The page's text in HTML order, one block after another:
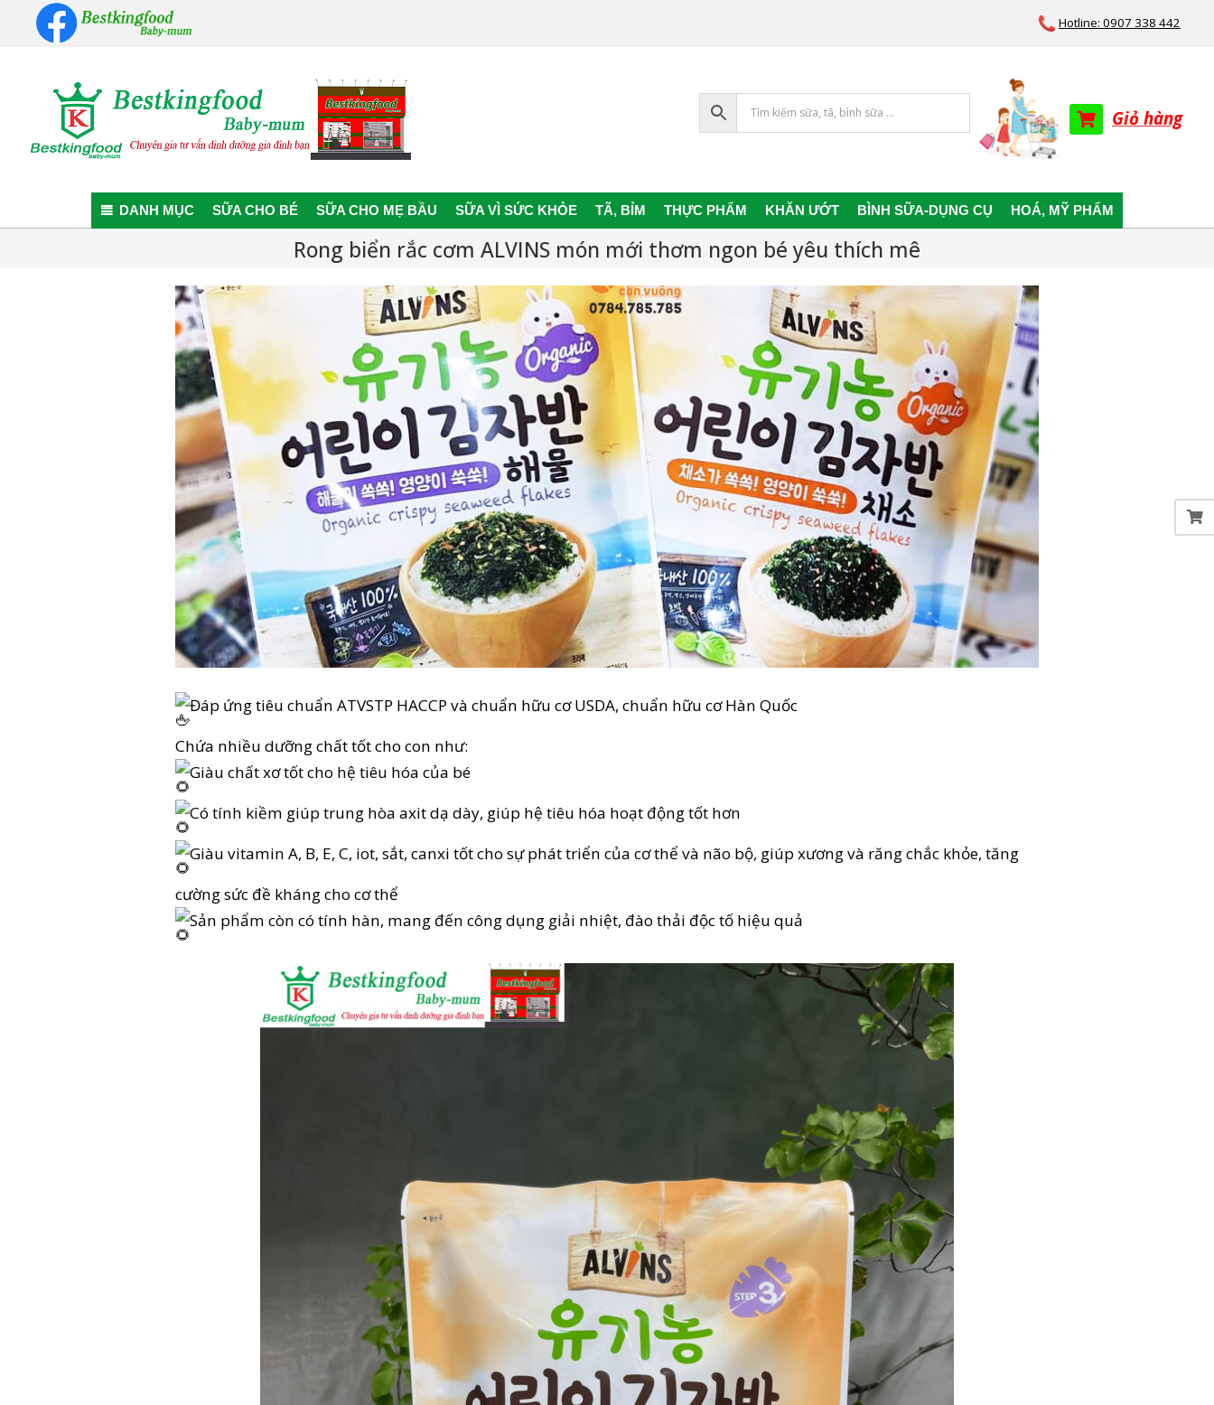
Hotline: 0907 338 442
Baby-
mum
Giỏ hàng
Primary
Navigation
DANH MỤC SỮA CHO BÉ SỮA CHO MẸ BẦU SỮA VÌ SỨC KHỎE TÃ, BỈM THỰC PHẨM KHĂN ƯỚT BÌNH SỮA-DỤNG CỤ HOÁ, MỸ PHẨM
Rong biển rắc cơm ALVINS món mới thơm ngon bé yêu thích mê
Đáp ứng tiêu chuẩn ATVSTP HACCP và chuẩn hữu cơ USDA, chuẩn hữu cơ Hàn Quốc
Chứa nhiều dưỡng chất tốt cho con như:
Giàu chất xơ tốt cho hệ tiêu hóa của bé
Có tính kiềm giúp trung hòa axit dạ dày, giúp hệ tiêu hóa hoạt động tốt hơn
Giàu vitamin A, B, E, C, iot, sắt, canxi tốt cho sự phát triển của cơ thể và não bộ, giúp xương và răng chắc khỏe, tăng
cường sức đề kháng cho cơ thể
Sản phẩm còn có tính hàn, mang đến công dụng giải nhiệt, đào thải độc tố hiệu quả